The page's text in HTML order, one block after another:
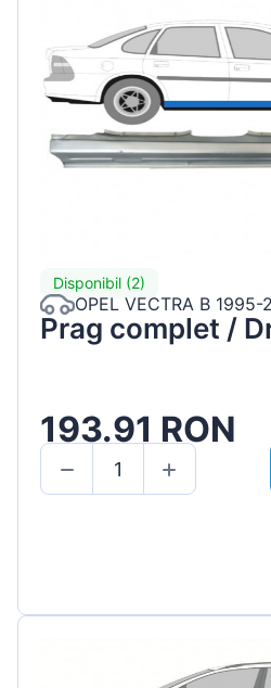
Disponibil (2)
OPEL VECTRA B 1995-
Prag complet /
193.91 RON